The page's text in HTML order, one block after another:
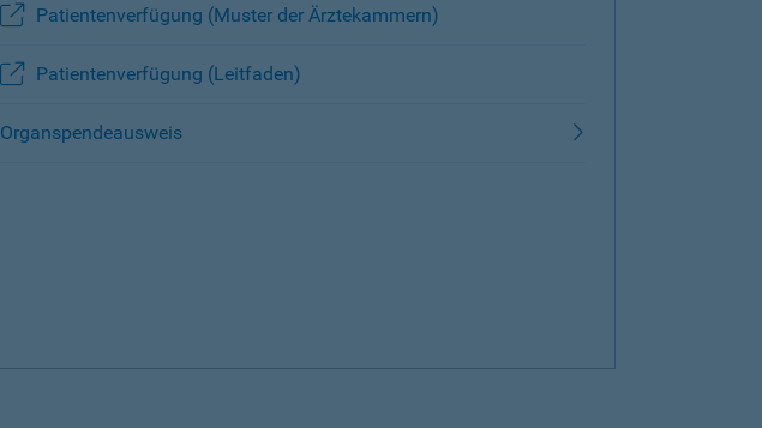
Patientenverfügung (Muster der Ärztekammern)
Patientenverfügung (Leitfaden)
Organspendeausweis